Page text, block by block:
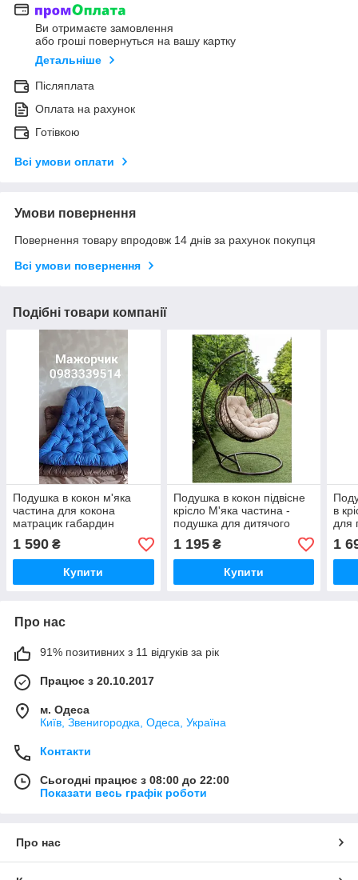
Ви отримаєте замовлення
або гроші повернуться на вашу картку
Детальніше
Післяплата
Оплата на рахунок
Готівкою
Всі умови оплати
Умови повернення
Повернення товару впродовж 14 днів за рахунок покупця
Всі умови повернення
Подібні товари компанії
Подушка в кокон м'яка
частина для кокона
матрацик габардин
дорослий рогожка махра
1 590 ₴
Купити
Подушка в кокон підвісне
крісло М'яка частина -
подушка для дитячого
1 195₴
Купити
в
для
1
Про нас
91% позитивних з 11 відгуків за рік
Працює з 20.10.2017
м. Одеса
Київ, Звенигородка, Одеса, Україна
Контакти
Сьогодні працює з 08:00 до 22:00
Показати весь графік роботи
Про нас